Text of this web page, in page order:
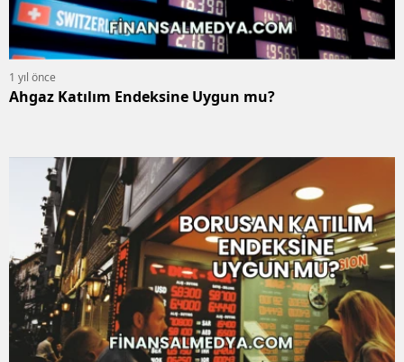
1 yıl önce
Ahgaz Katılım Endeksine Uygun mu?